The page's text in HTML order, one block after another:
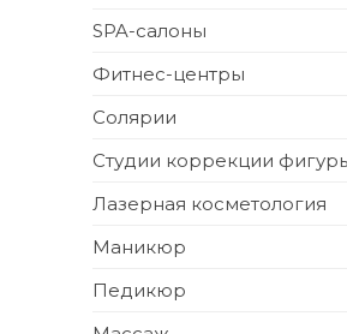
SPA-салоны
Фитнес-центры
Солярии
Студии коррекции
Лазерная косметология
Маникюр
Педикюр